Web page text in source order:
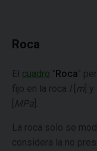
Roca
El cuadro "Roca"
fijo en la roca l[ m ]
MPa
La roca solo se
considera la no